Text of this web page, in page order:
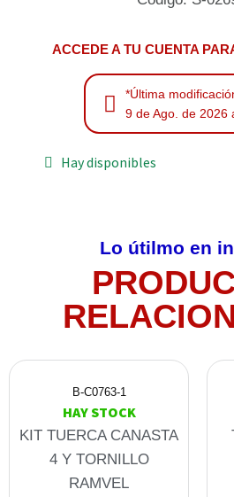
ACCEDE A TU CUENTA
*Última
9 de Ago. de 2026
Hay disponibles
Lo útilmo en
B-C0763-1
HAY STOCK
KIT TUERCA CANASTA
4 Y TORNILLO
RAMVEL